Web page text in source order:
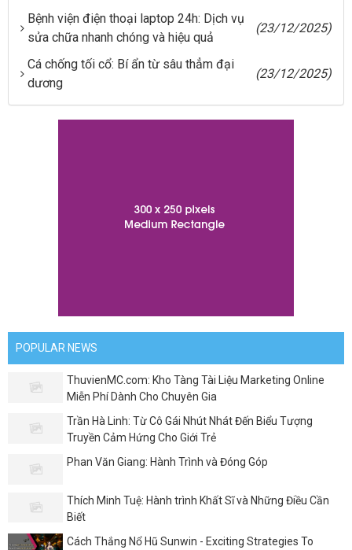
Bệnh viện điện thoại laptop 24h: Dịch vụ
sửa chữa nhanh chóng và hiệu quả
(23/12/2025)
Cá chống tối cổ: Bí ẩn từ sâu thẳm đại
dương
(23/12/2025)
POPULAR NEWS
ThuvienMC.com: Kho Tàng Tài Liệu Marketing Online
Miễn Phí Dành Cho Chuyên Gia
Trần Hà Linh: Từ Cô Gái Nhút Nhát Đến Biểu Tượng
Truyền Cảm Hứng Cho Giới Trẻ
Phan Văn Giang: Hành Trình và Đóng Góp
Thích Minh Tuệ: Hành trình Khất Sĩ và Những Điều Cần
Biết
Cách Thắng Nổ Hũ Sunwin - Exciting Strategies To